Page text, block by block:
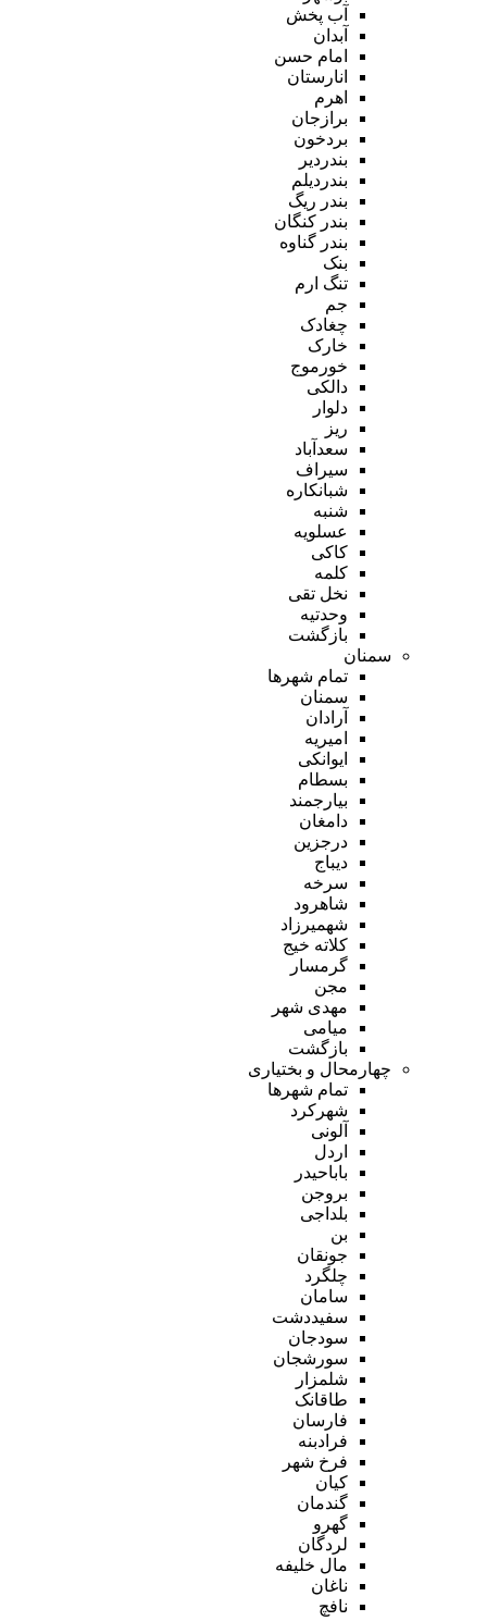
آب پخش
آبدان
امام حسن
انارستان
اهرم
برازجان
بردخون
بندردیر
بندردیلم
بندر ریگ
بندر کنگان
بندر گناوه
بنک
تنگ ارم
جم
چغادک
خارک
خورموج
دالکی
دلوار
ریز
سعدآباد
سیراف
شبانکاره
شنبه
عسلویه
کاکی
کلمه
نخل تقی
وحدتیه
بازگشت
سمنان
تمام شهر‌ها
سمنان
آرادان
امیریه
ایوانکی
بسطام
بیارجمند
دامغان
درجزین
دیباج
سرخه
شاهرود
شهمیرزاد
کلاته خیج
گرمسار
مجن
مهدی شهر
میامی
بازگشت
چهارمحال و بختیاری
تمام شهر‌ها
شهرکرد
آلونی
اردل
باباحیدر
بروجن
بلداجی
بن
جونقان
چلگرد
سامان
سفیددشت
سودجان
سورشجان
شلمزار
طاقانک
فارسان
فرادبنه
فرخ شهر
کیان
گندمان
گهرو
لردگان
مال خلیفه
ناغان
نافچ